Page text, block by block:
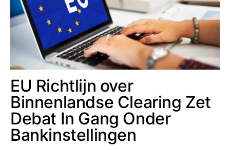
EU Richtlijn over
Binnenlandse Clearing Zet
Debat In Gang Onder
Bankinstellingen